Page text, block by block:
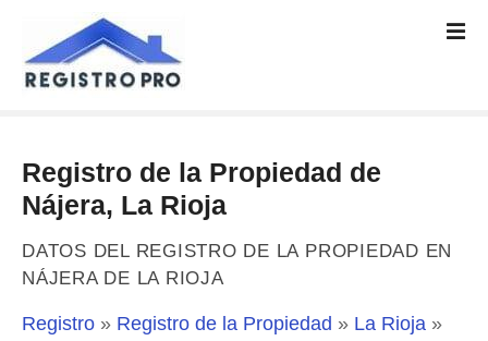
Registro de la Propiedad de
Nájera, La Rioja
DATOS DEL REGISTRO DE LA PROPIEDAD EN
NÁJERA DE LA RIOJA
Registro » Registro de la Propiedad » La Rioja »